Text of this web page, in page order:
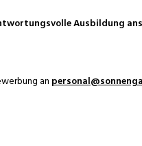
Ausbildung
an